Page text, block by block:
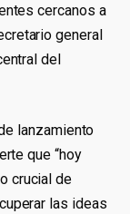
cercanos a
general
del
lanzamiento
que “hoy
crucial de
las ideas